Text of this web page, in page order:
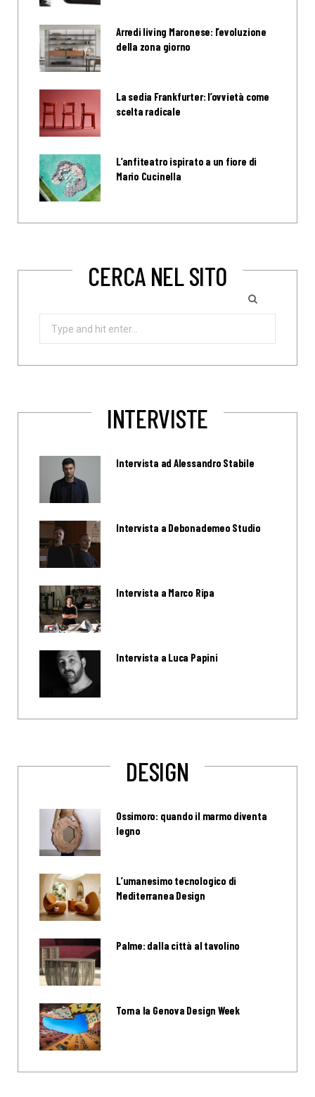
Arredi living Maronese: l’evoluzione
della zona giorno
La sedia Frankfurter: l’ovvietà come
scelta radicale
L’anfiteatro ispirato a un fiore di
Mario Cucinella
CERCA NEL SITO
INTERVISTE
Intervista ad Alessandro Stabile
Intervista a Debonademeo Studio
Intervista a Marco Ripa
Intervista a Luca Papini
DESIGN
Ossimoro: quando il marmo diventa
legno
L’umanesimo tecnologico di
Mediterranea Design
Palme: dalla città al tavolino
Torna la Genova Design Week